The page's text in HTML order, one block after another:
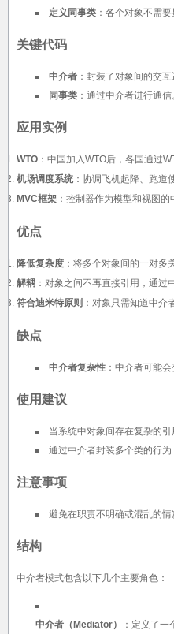
定义同事类 ：各个对象不需
关键代码
中介者 ：封装了对象间的交互
同事类 ：通过中介者进行通信
应用实例
WTO ：中国加入WTO后，各国通过
机场调度系统 ：协调飞机起降、跑道
MVC框架 ：控制器作为模型和视图的
优点
降低复杂度 ：将多个对象间的一对多
解耦 ：对象之间不再直接引用，通过
符合迪米特原则 ：对象只需知道中介
缺点
中介者复杂性 ：中介者可能
使用建议
当系统中对象间存在复杂的引
通过中介者封装多个类的行为
注意事项
避免在职责不明确或混乱的
结构
中介者模式包含以下几个主要角色：
中介者（Mediator） ：定义了